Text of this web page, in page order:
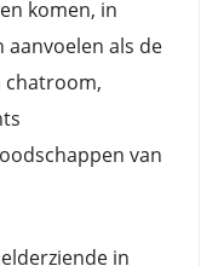
komen, in
aanvoelen als de
chatroom,
van
in